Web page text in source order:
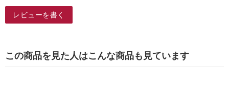
レビューを書く
この商品を見た人はこんな商品も見ています